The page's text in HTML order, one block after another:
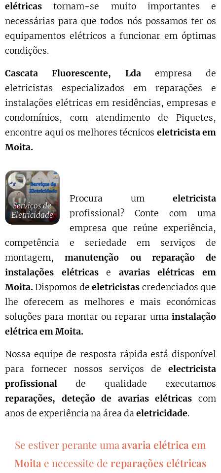
elétricas tornam-se muito importantes e
necessárias para que todos nós possamos ter os
equipamentos elétricos a funcionar em óptimas
condições.
Cascata Fluorescente, Ldaempresa de
eletricistas especializados em reparações e
instalações elétricas em residências, empresas e
condomínios, com atendimento de Piquetes,
encontre aqui os melhores técnicos eletricista em
Moita.
Serviços de
Eletricidade
Procura um eletricista
profissional? Conte com uma
empresa que reúne experiência,
competência e seriedade em serviços de
montagem,manutenção ou reparação de
instalações elétricase avarias elétricas em
Moita. Dispomos deeletricistas credenciados que
lhe oferecem as melhores e mais económicas
soluções para montar ou reparar uma instalação
elétrica em Moita.
Nossa equipe de resposta rápida está disponível
para fornecer nossos serviços de electricista
profissional de qualidade executamos
reparações, deteção de avarias elétricas com
anos de experiência na área daeletricidade.
Se estiver perante uma avaria elétrica em
Moita e necessite de reparações elétricas